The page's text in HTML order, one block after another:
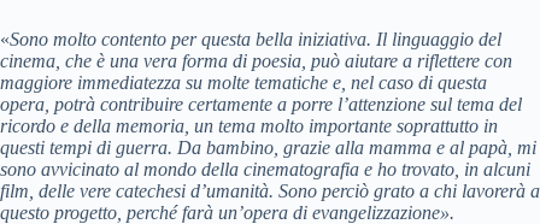
«Sono molto contento per questa bella iniziativa. Il linguaggio del
cinema, che è una vera forma di poesia, può aiutare a riflettere con
maggiore immediatezza su molte tematiche e, nel caso di questa
opera, potrà contribuire certamente a porre l’attenzione sul tema del
ricordo e della memoria, un tema molto importante soprattutto in
questi tempi di guerra. Da bambino, grazie alla mamma e al papà, mi
sono avvicinato al mondo della cinematografia e ho trovato, in alcuni
film, delle vere catechesi d’umanità. Sono perciò grato a chi lavorerà a
questo progetto, perché farà un’opera di evangelizzazione».